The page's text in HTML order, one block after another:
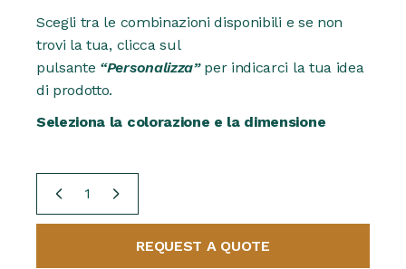
Scegli tra le combinazioni disponibili e se non
trovi la tua, clicca sul
pulsante “Personalizza”per indicarci la tua idea
di prodotto.
Seleziona la colorazione e la dimensione
Vaso Rettangolare Decoro Pesci "Blu" quantity
REQUEST A QUOTE